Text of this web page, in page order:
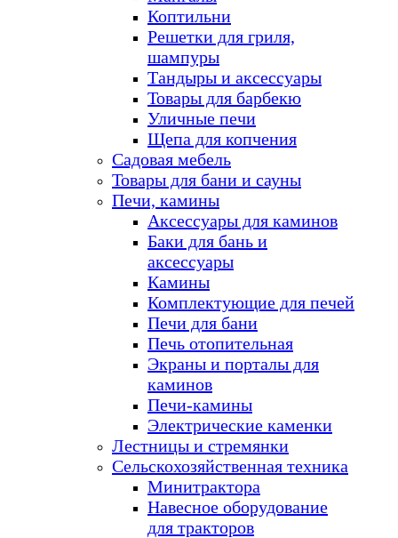
Коптильни
Решетки для гриля,
шампуры
Тандыры и аксессуары
Товары для барбекю
Уличные печи
Щепа для копчения
Садовая мебель
Товары для бани и сауны
Печи, камины
Аксессуары для каминов
Баки для бань и
аксессуары
Камины
Комплектующие для печей
Печи для бани
Печь отопительная
Экраны и порталы для
каминов
Печи-камины
Электрические каменки
Лестницы и стремянки
Сельскохозяйственная техника
Минитрактора
Навесное оборудование
для тракторов